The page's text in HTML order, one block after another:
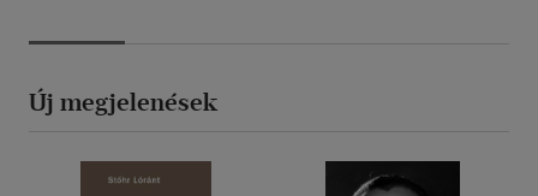
Új megjelenések